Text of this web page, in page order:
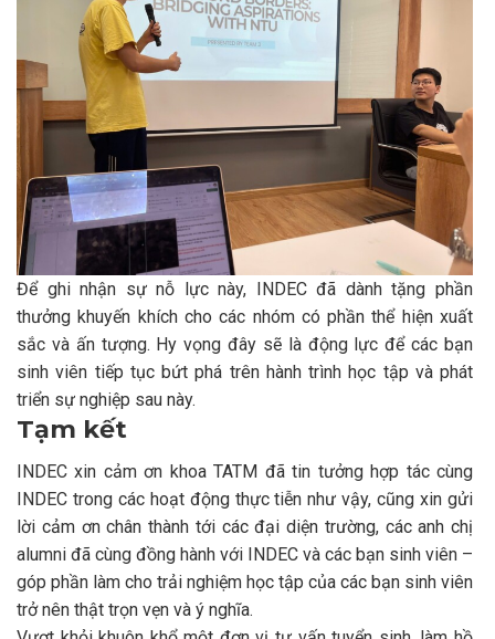
Để ghi nhận sự nỗ lực này, INDEC đã dành tặng phần
thưởng khuyến khích cho các nhóm có phần thể hiện xuất
sắc và ấn tượng. Hy vọng đây sẽ là động lực để các bạn
sinh viên tiếp tục bứt phá trên hành trình học tập và phát
triển sự nghiệp sau này.
Tạm kết
INDEC xin cảm ơn khoa TATM đã tin tưởng hợp tác cùng
INDEC trong các hoạt động thực tiễn như vậy, cũng xin gửi
lời cảm ơn chân thành tới các đại diện trường, các anh chị
alumni đã cùng đồng hành với INDEC và các bạn sinh viên –
góp phần làm cho trải nghiệm học tập của các bạn sinh viên
trở nên thật trọn vẹn và ý nghĩa.